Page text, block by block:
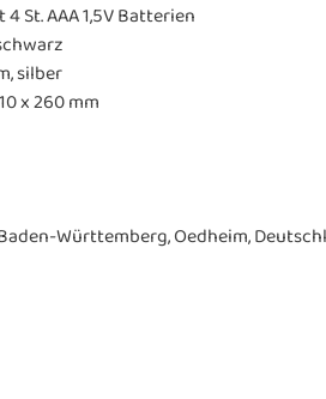
St. AAA 1,5V Batterien
silber
x 260 mm
Württemberg, Oedheim,